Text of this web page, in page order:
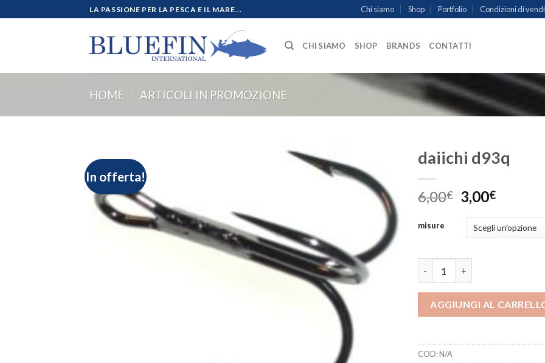
ai
LA PASSIONE PER LA PESCA E IL MARE... Chi siamo Shop Portfolio Condizioni di
CHI SIAMO SHOP BRANDS CONTATTI
HOME / ARTICOLI IN PROMOZIONE
In offerta!
daiichi d93q
6,00€ 3,00€
misure
AGGIUNGI AL
COD:N/A